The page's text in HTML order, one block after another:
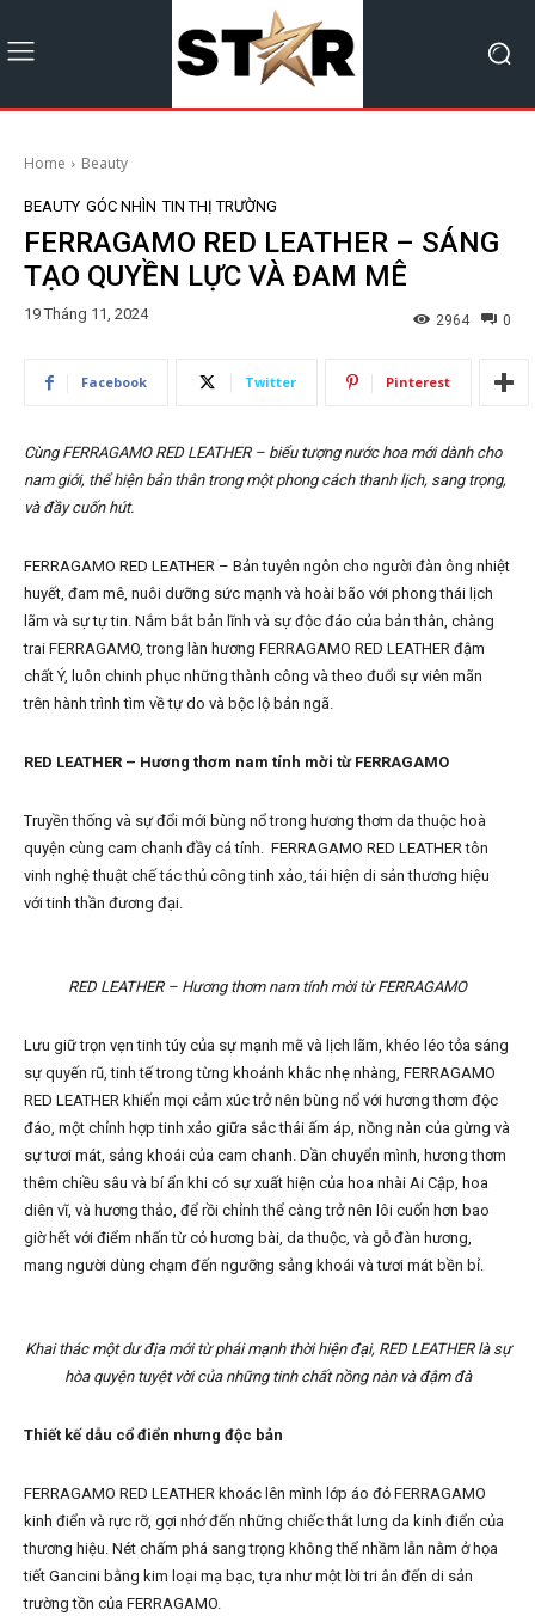
Home Beauty
BEAUTY GÓC NHÌN TIN THỊ TRƯỜNG
FERRAGAMO RED LEATHER – SÁNG
TẠO QUYỀN LỰC VÀ ĐAM MÊ
19 Tháng 11, 2024 0
2964
Facebook Twitter Pinterest
Cùng FERRAGAMO RED LEATHER – biểu tượng nước hoa mới dành cho
nam giới, thể hiện bản thân trong một phong cách thanh lịch, sang trọng,
và đầy cuốn hút.
FERRAGAMO RED LEATHER – Bản tuyên ngôn cho người đàn ông nhiệt
huyết, đam mê, nuôi dưỡng sức mạnh và hoài bão với phong thái lịch
lãm và sự tự tin. Nắm bắt bản lĩnh và sự độc đáo của bản thân, chàng
trai FERRAGAMO, trong làn hương FERRAGAMO RED LEATHER đậm
chất Ý, luôn chinh phục những thành công và theo đuổi sự viên mãn
trên hành trình tìm về tự do và bộc lộ bản ngã.
RED LEATHER – Hương thơm nam tính mời từ FERRAGAMO
Truyền thống và sự đổi mới bùng nổ trong hương thơm da thuộc hoà
quyện cùng cam chanh đầy cá tính. FERRAGAMO RED LEATHER tôn
vinh nghệ thuật chế tác thủ công tinh xảo, tái hiện di sản thương hiệu
với tinh thần đương đại.
RED LEATHER – Hương thơm nam tính mời từ FERRAGAMO
Lưu giữ trọn vẹn tinh túy của sự mạnh mẽ và lịch lãm, khéo léo tỏa sáng
sự quyến rũ, tinh tế trong từng khoảnh khắc nhẹ nhàng, FERRAGAMO
RED LEATHER khiến mọi cảm xúc trở nên bùng nổ với hương thơm độc
đáo, một chỉnh hợp tinh xảo giữa sắc thái ấm áp, nồng nàn của gừng và
sự tươi mát, sảng khoái của cam chanh. Dần chuyển mình, hương thơm
thêm chiều sâu và bí ẩn khi có sự xuất hiện của hoa nhài Ai Cập, hoa
diên vĩ, và hương thảo, để rồi chỉnh thể càng trở nên lôi cuốn hơn bao
giờ hết với điểm nhấn từ cỏ hương bài, da thuộc, và gỗ đàn hương,
mang người dùng chạm đến ngưỡng sảng khoái và tươi mát bền bỉ.
Khai thác một dư địa mới từ phái mạnh thời hiện đại, RED LEATHER là sự
hòa quyện tuyệt vời của những tinh chất nồng nàn và đậm đà
Thiết kế dẫu cổ điển nhưng độc bản
FERRAGAMO RED LEATHER khoác lên mình lớp áo đỏ FERRAGAMO
kinh điển và rực rỡ, gợi nhớ đến những chiếc thắt lưng da kinh điển của
thương hiệu. Nét chấm phá sang trọng không thể nhầm lẫn nằm ở họa
tiết Gancini bằng kim loại mạ bạc, tựa như một lời tri ân đến di sản
trường tồn của FERRAGAMO.